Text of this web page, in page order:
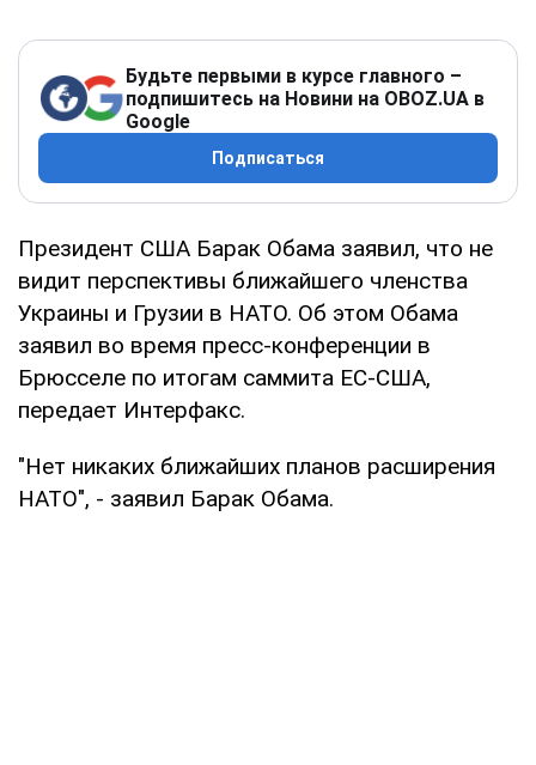
Будьте первыми в курсе главного –
подпишитесь на Новини на OBOZ.UA в
Google
Подписаться
Президент США Барак Обама заявил, что не
видит перспективы ближайшего членства
Украины и Грузии в НАТО. Об этом Обама
заявил во время пресс-конференции в
Брюсселе по итогам саммита ЕС-США,
передает Интерфакс.
"Нет никаких ближайших планов расширения
НАТО", - заявил Барак Обама.